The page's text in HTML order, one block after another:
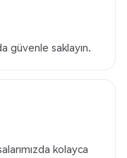
güvenle saklayın.
kolayca